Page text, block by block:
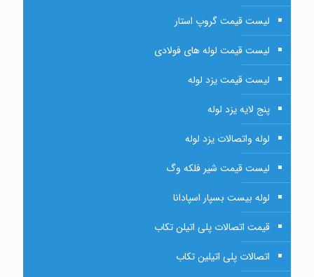
لیست قیمت گروپ استار
لیست قیمت لوله های فولادی
لیست قیمت یزد لوله
پنج لایه یزد لوله
لوله واتصالات یزد لوله
لیست قیمت شیر فلکه وگ
لوله بیست بسپار اسپادانا
قیمت اتصالات پلی اتیلن تکاب
اتصالات پلی اتیلین تکاب